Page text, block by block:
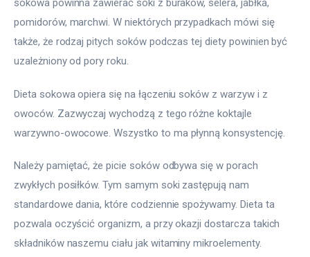
sokowa powinna zawierać soki z buraków, selera, jabłka,
pomidorów, marchwi. W niektórych przypadkach mówi się
także, że rodzaj pitych soków podczas tej diety powinien być
uzależniony od pory roku.
Dieta sokowa opiera się na łączeniu soków z warzyw i z
owoców. Zazwyczaj wychodzą z tego różne koktajle
warzywno-owocowe. Wszystko to ma płynną konsystencję.
Należy pamiętać, że picie soków odbywa się w porach
zwykłych posiłków. Tym samym soki zastępują nam
standardowe dania, które codziennie spożywamy. Dieta ta
pozwala oczyścić organizm, a przy okazji dostarcza takich
składników naszemu ciału jak witaminy mikroelementy.